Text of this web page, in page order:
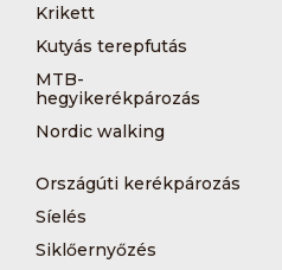
Krikett
Kutyás terepfutás
MTB-
hegyikerékpározás
Nordic walking
Országúti kerékpározás
Síelés
Siklőernyőzés